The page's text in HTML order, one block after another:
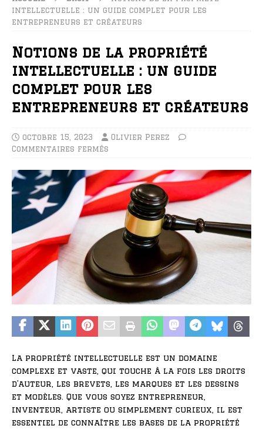
intellectuelle : un guide complet pour les
entrepreneurs et créateurs
Notions de la propriété
intellectuelle : un guide
complet pour les
entrepreneurs et créateurs
octobre 15, 2023
Olivier Perez
Commentaires fermés
La propriété intellectuelle est un domaine
complexe et vaste, qui touche à la fois les droits
d’auteur, les brevets, les marques et les dessins
et modèles. Que vous soyez entrepreneur,
inventeur, artiste ou simplement curieux, il est
essentiel de connaître les bases de la propriété